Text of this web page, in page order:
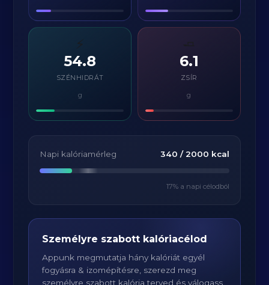
⚡
54.8
SZÉNHIDRÁT
g
6.1
ZSÍR
g
Napi kalóriamérleg 340 / 2000 kcal
17% a napi célodból
Személyre szabott kalóriacélod
Appunk megmutatja hány kalóriát egyél
fogyásra & izomépítésre, szerezd meg
személyre szabott kalória terved és válogass